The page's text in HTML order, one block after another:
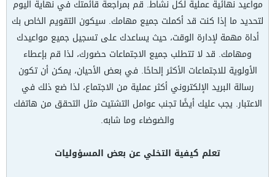
مواعيد نهائية عملية لكل نشاط. قم بمراجعة قائمتك في نهاية اليوم
لتحديد ما إذا كنت قد أكملت جميع مهامك. سيكون التقويم الخاص بك
أداة مهمة لإدارة الوقت، حيث يساعدك على تسجيل جميع مواعيدك
ومهامك. قد لا تتطلب جميع الاجتماعات حضورك، لذا قم بإعطاء
الأولوية للاجتماعات الأكثر إلحاحًا. في بعض الأحيان، يمكن أن تكون
رسالة البريد الإلكتروني أكثر عملية من الاجتماع، لذا ضع ذلك في
الاعتبار. يجب عليك أيضًا تجنب عوامل التشتيت مثل التحقق من هاتفك
والضوضاء وما شابه.
تعلم كيفية التخلي عن بعض المسؤوليات